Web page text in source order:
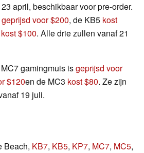
april, beschikbaar voor pre-order.
geprijsd voor $200, de KB5 kost
$100. Alle drie zullen vanaf 21
gamingmuis isgeprijsd voor
$120en de MC3 kost $80. Ze zijn
19 juli.
Beach, KB7, KB5, KP7, MC7, MC5,